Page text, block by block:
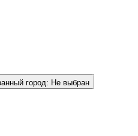
город: Не выбран